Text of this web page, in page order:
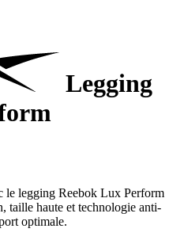
Legging
le legging Reebok Lux Perform
taille haute et technologie anti-
optimale.